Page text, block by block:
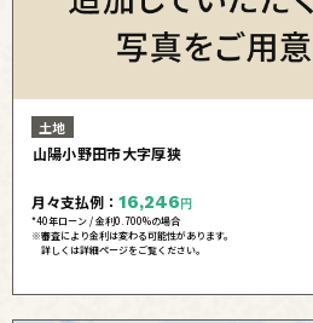
土地
山陽小野田市大字厚狭
月々支払例： 16,246 円
*40年ローン / 金利0.700%の場合
※審査により金利は変わる可能性があります。
詳しくは詳細ページをご覧ください。